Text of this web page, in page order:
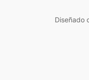
Diseñado